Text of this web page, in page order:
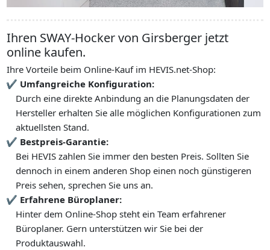
Ihren SWAY-Hocker von Girsberger jetzt
online kaufen.
Ihre Vorteile beim Online-Kauf im HEVIS.net-Shop:
Umfangreiche Konfiguration:
Durch eine direkte Anbindung an die Planungsdaten der
Hersteller erhalten Sie alle möglichen Konfigurationen zum
aktuellsten Stand.
Bestpreis-Garantie:
Bei HEVIS zahlen Sie immer den besten Preis. Sollten Sie
dennoch in einem anderen Shop einen noch günstigeren
Preis sehen, sprechen Sie uns an.
Erfahrene Büroplaner:
Hinter dem Online-Shop steht ein Team erfahrener
Büroplaner. Gern unterstützen wir Sie bei der
Produktauswahl.